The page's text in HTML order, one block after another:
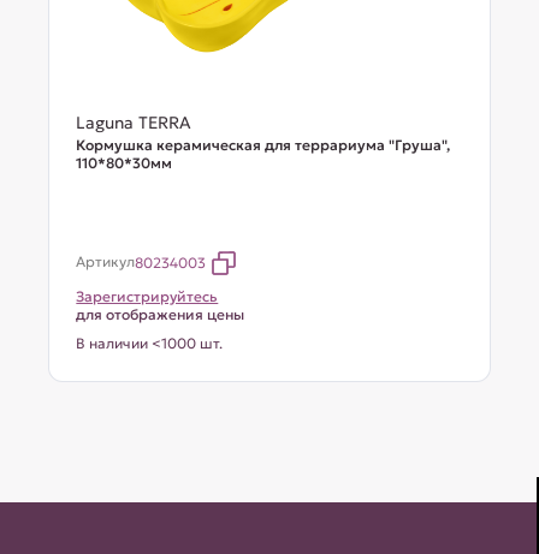
Laguna TERRA
Кормушка керамическая для террариума "Груша",
110*80*30мм
Артикул80234003
Зарегистрируйтесь
для отображения цены
В наличии <1000 шт.